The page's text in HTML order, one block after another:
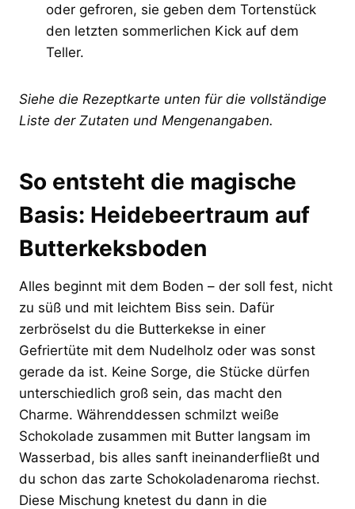
oder gefroren, sie geben dem Tortenstück
den letzten sommerlichen Kick auf dem
Teller.
Siehe die Rezeptkarte unten für die vollständige
Liste der Zutaten und Mengenangaben.
So entsteht die magische
Basis: Heidebeertraum auf
Butterkeksboden
Alles beginnt mit dem Boden – der soll fest, nicht
zu süß und mit leichtem Biss sein. Dafür
zerbröselst du die Butterkekse in einer
Gefriertüte mit dem Nudelholz oder was sonst
gerade da ist. Keine Sorge, die Stücke dürfen
unterschiedlich groß sein, das macht den
Charme. Währenddessen schmilzt weiße
Schokolade zusammen mit Butter langsam im
Wasserbad, bis alles sanft ineinanderfließt und
du schon das zarte Schokoladenaroma riechst.
Diese Mischung knetest du dann in die